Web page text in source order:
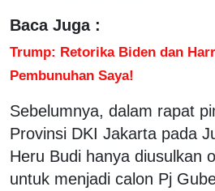
Baca Juga :
Trump: Retorika Biden dan
Pembunuhan Saya!
Sebelumnya, dalam rapat
Provinsi DKI Jakarta pada
Heru Budi hanya diusulkan
untuk menjadi calon Pj